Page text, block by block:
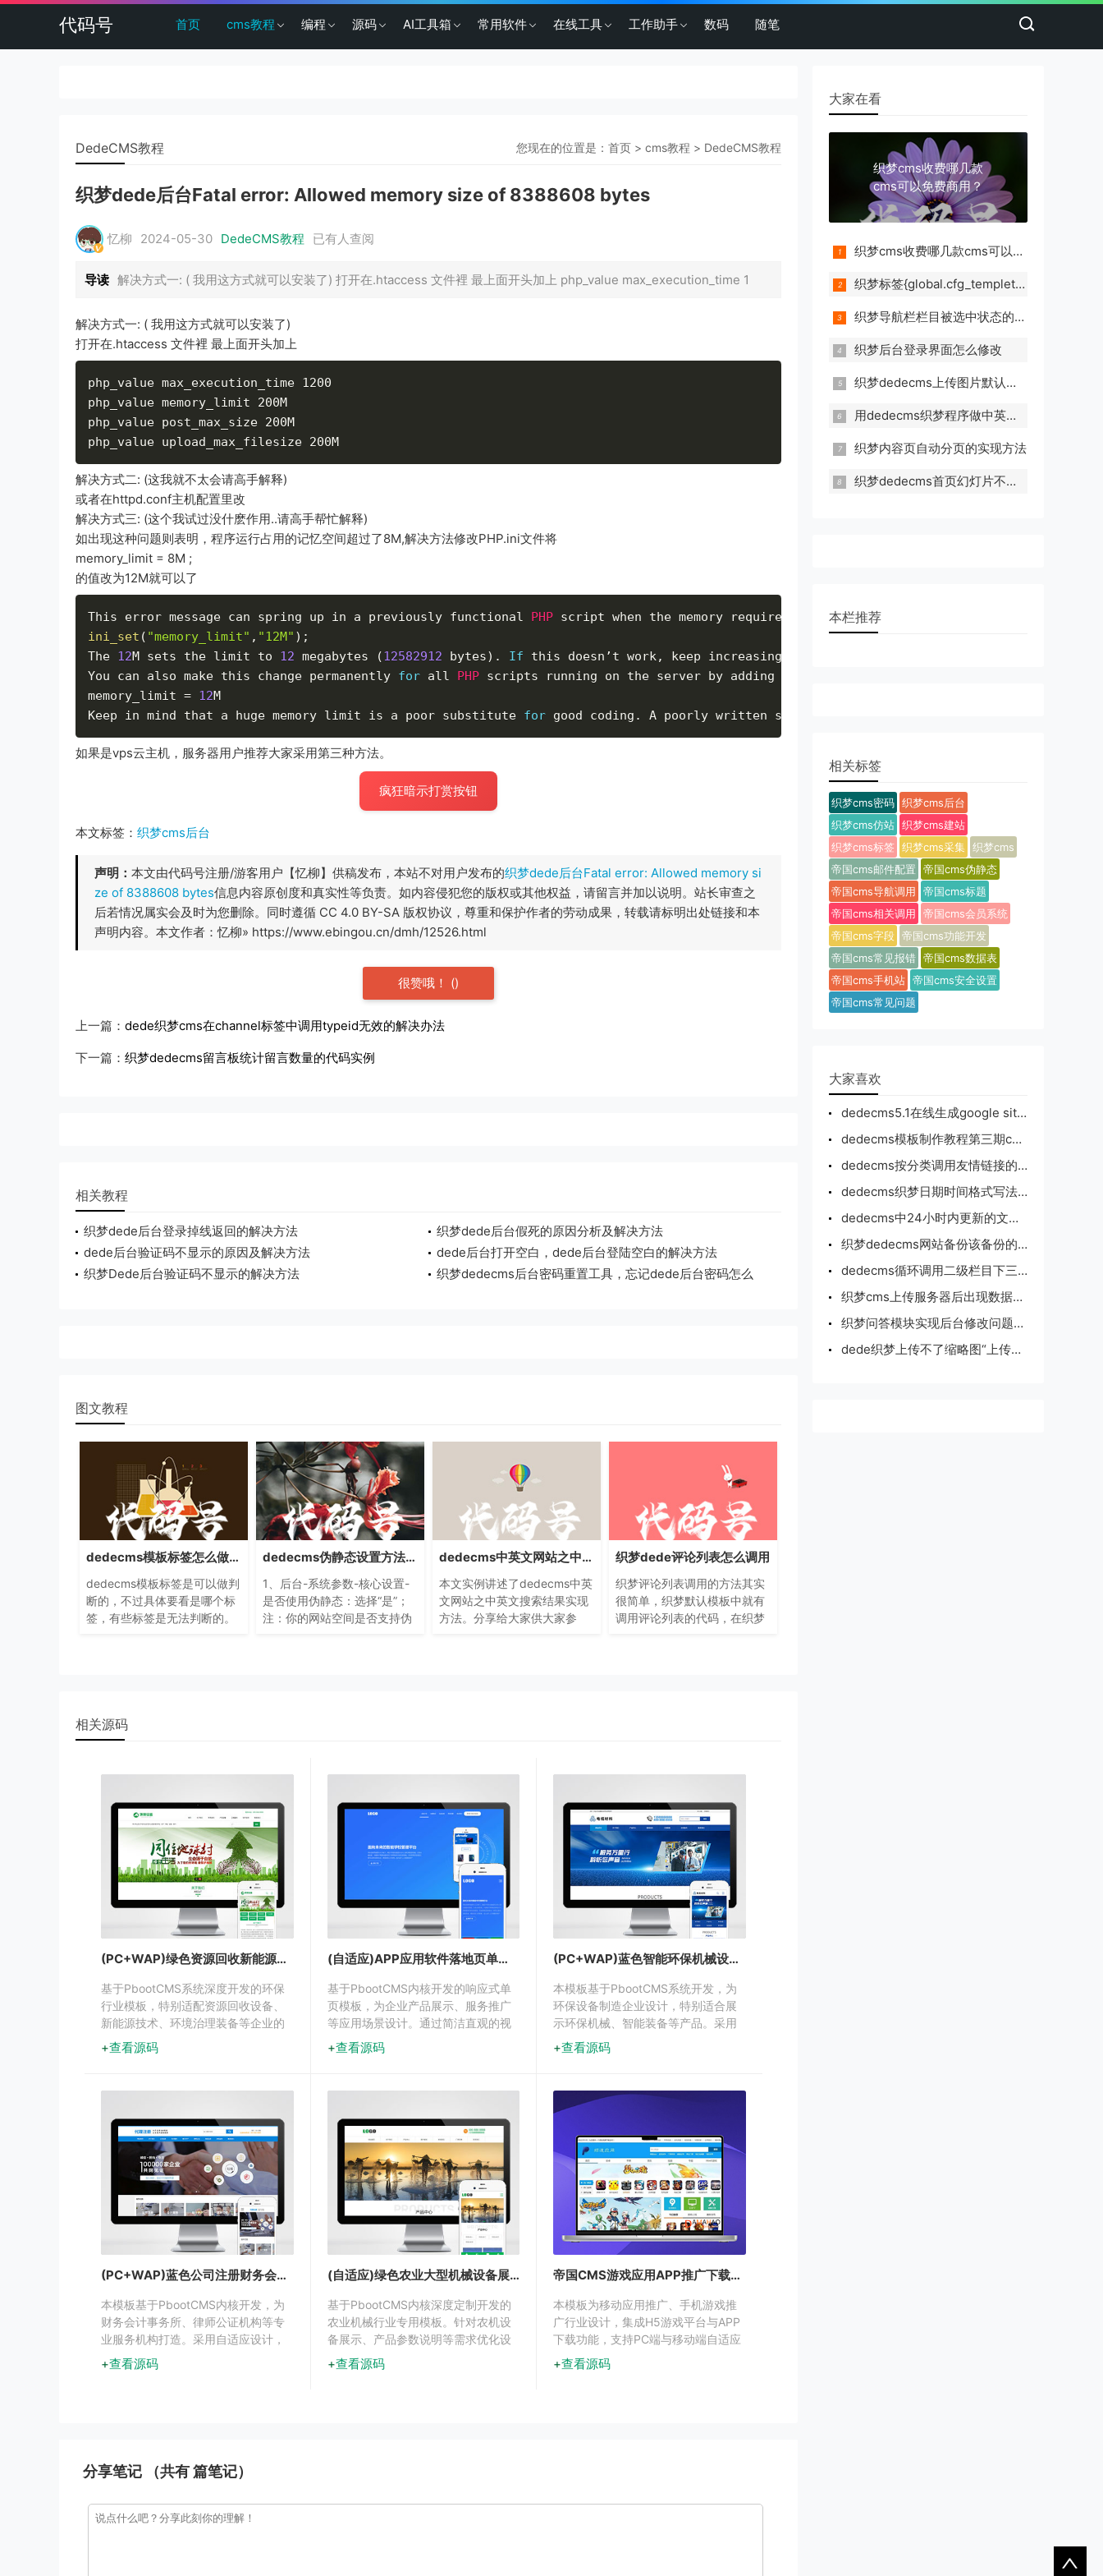
代码号 首页 cms教程 编程 源码 AI工具箱 常用软件 在线工具 工作助手 数码 随笔
您现在的位置是： 首页 > cms教程 > DedeCMS教程
DedeCMS教程
织梦dede后台Fatal error: Allowed memory size of 8388608 bytes
忆柳 2024-05-30 DedeCMS教程 已有人查阅
导读 解决方式一: ( 我用这方式就可以安装了) 打开在.htaccess 文件裡 最上面开头加上 php_value max_execution_time 1
解决方式一: ( 我用这方式就可以安装了)
打开在.htaccess 文件裡 最上面开头加上
php_value max_execution_time 1200
php_value memory_limit 200M
php_value post_max_size 200M
php_value upload_max_filesize 200M
解决方式二: (这我就不太会请高手解释)
或者在httpd.conf主机配置里改
解决方式三: (这个我试过没什麽作用..请高手帮忙解释)
如出现这种问题则表明，程序运行占用的记忆空间超过了8M,解决方法修改PHP.ini文件将
memory_limit = 8M ;
的值改为12M就可以了
This error message can spring up in a previously functional PHP script when the memory requirements exceed the
ini_set ( "memory_limit" , "12M" ) ;
The 12M sets the limit to 12 megabytes (12582912 bytes) . If this doesn’t work , keep increasing the memory limit until your script fits
You can also make this change permanently for all PHP scripts running on the server by adding a line like this to the server’s php
memory_limit = 12M
Keep in mind that a huge memory limit is a poor substitute for good coding . A poorly written script may inefficiently squander memory
如果是vps云主机，服务器用户推荐大家采用第三种方法。
疯狂暗示打赏按钮
本文标签： 织梦cms后台
声明： 本文由代码号注册/游客用户【忆柳】供稿发布，本站不对用户发布的织梦dede后台Fatal error: Allowed memory si
ze of 8388608 bytes信息内容原创度和真实性等负责。如内容侵犯您的版权或其他权益，请留言并加以说明。站长审查之
后若情况属实会及时为您删除。同时遵循 CC 4.0 BY-SA 版权协议，尊重和保护作者的劳动成果，转载请标明出处链接和本
声明内容。本文作者：忆柳» https://www.ebingou.cn/dmh/12526.html
很赞哦！ ()
上一篇： dede织梦cms在channel标签中调用typeid无效的解决办法
下一篇： 织梦dedecms留言板统计留言数量的代码实例
相关教程
织梦dede后台登录掉线返回的解决方法
织梦dede后台假死的原因分析及解决方法
dede后台验证码不显示的原因及解决方法
dede后台打开空白，dede后台登陆空白的解决方法
织梦Dede后台验证码不显示的解决方法
织梦dedecms后台密码重置工具，忘记dede后台密码怎么
图文教程
dedecms模板标签怎么做判断
dedecms模板标签是可以做判
断的，不过具体要看是哪个标
签，有些标签是无法判断的。
dedecms伪静态设置方法示例教程
1、后台-系统参数-核心设置-
是否使用伪静态：选择“是”；
注：你的网站空间是否支持伪
dedecms中英文网站之中英文搜索结果实现实例
本文实例讲述了dedecms中英
文网站之中英文搜索结果实现
方法。分享给大家供大家参
织梦dede评论列表怎么调用
织梦评论列表调用的方法其实
很简单，织梦默认模板中就有
调用评论列表的代码，在织梦
相关源码
(PC+WAP)绿色资源回收新能源环保设备pbootcms源码下载
基于PbootCMS系统深度开发的环保
行业模板，特别适配资源回收设备、
新能源技术、环境治理装备等企业的
线上展示需求。集成产品库、解决方
案、环保案例等专业模块，助力企业
查看源码
(自适应)APP应用软件落地页单页推广页网站模板下载
基于PbootCMS内核开发的响应式单
页模板，为企业产品展示、服务推广
等应用场景设计。通过简洁直观的视
觉布局与高效的技术架构，帮助用户
快速构建专业级落地页面，实现移动
查看源码
(PC+WAP)蓝色智能环保机械设备网站营销型pbootcms模板下载
本模板基于PbootCMS系统开发，为
环保设备制造企业设计，特别适合展
示环保机械、智能装备等产品。采用
响应式技术，确保各类设备参数和技
术方案在不同终端上都能清晰展示。
查看源码
(PC+WAP)蓝色公司注册财务会计公证律师网站源码下载
本模板基于PbootCMS内核开发，为
财务会计事务所、律师公证机构等专
业服务机构打造。采用自适应设计，
确保在各类设备上都能呈现专业视觉
效果，帮助机构建立值得信赖的线上
查看源码
(自适应)绿色农业大型机械设备展示网站模板下载
基于PbootCMS内核深度定制开发的
农业机械行业专用模板。针对农机设
备展示、产品参数说明等需求优化设
计，突出农业机械行业特性
查看源码
帝国CMS游戏应用APP推广下载站模板免费下载
本模板为移动应用推广、手机游戏推
广行业设计，集成H5游戏平台与APP
下载功能，支持PC端与移动端自适应
访问。专注于为应用开发商、游戏发
行商提供专业的线上推广展示平台。
查看源码
分享笔记 （共有篇笔记）
大家在看
织梦cms收费哪几款
cms可以免费商用？
织梦cms收费哪几款cms可以免费商用？
织梦标签{global.cfg_templets_skin}不解析地址的解决方法
织梦导航栏栏目被选中状态的代码实例
织梦后台登录界面怎么修改
织梦dedecms上传图片默认路径怎么修改
用dedecms织梦程序做中英双语网站制作方法
织梦内容页自动分页的实现方法
织梦dedecms首页幻灯片不显示的原因和解决办法
本栏推荐
相关标签
织梦cms密码 织梦cms后台
织梦cms仿站 织梦cms建站
织梦cms标签 织梦cms采集
织梦cms
帝国cms邮件配置
帝国cms伪静态
帝国cms导航调用
帝国cms标题
帝国cms相关调用
帝国cms会员系统
帝国cms字段 帝国cms功能开发
帝国cms常见报错 帝国cms数据表
帝国cms手机站 帝国cms安全设置
帝国cms常见问题
大家喜欢
dedecms5.1在线生成google sitemap的方法
dedecms模板制作教程第三期channel标记使用说明及实例
dedecms按分类调用友情链接的方法
dedecms织梦日期时间格式写法调用大全整理
dedecms中24小时内更新的文章时间显示为红色的方法
织梦dedecms网站备份该备份的内容有哪些
dedecms循环调用二级栏目下三级栏目的代码示例
织梦cms上传服务器后出现数据连接失败的解决方法
织梦问答模块实现后台修改问题和答案的方法
dede织梦上传不了缩略图“上传失败，请检查配置”的解决方法